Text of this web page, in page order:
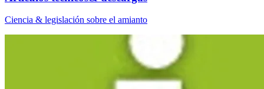
Ciencia & legislación sobre el amianto